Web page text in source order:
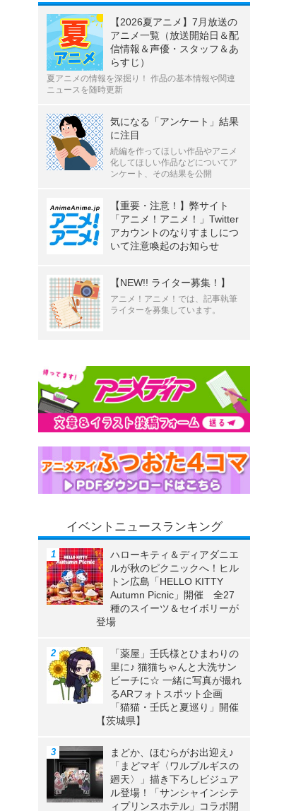
【2026夏アニメ】7月放送の
アニメ一覧（放送開始日＆配
信情報＆声優・スタッフ＆あ
らすじ）
夏アニメの情報を深掘り！ 作品の基本情報や関連
ニュースを随時更新
気になる「アンケート」結果
に注目
続編を作ってほしい作品やアニメ
化してほしい作品などについてア
ンケート、その結果を公開
【重要・注意！】弊サイト
「アニメ！アニメ！」Twitter
アカウントのなりすましにつ
いて注意喚起のお知らせ
【NEW!! ライター募集！】
アニメ！アニメ！では、記事執筆
ライターを募集しています。
イベントニュースランキング
ハローキティ＆ディアダニエ
ルが秋のピクニックへ！ヒル
トン広島「HELLO KITTY
Autumn Picnic」開催 全27
種のスイーツ＆セイボリーが
登場
「薬屋」壬氏様とひまわりの
里に♪ 猫猫ちゃんと大洗サン
ビーチに☆ 一緒に写真が撮れ
るARフォトスポット企画
「猫猫・壬氏と夏巡り」開催
【茨城県】
まどか、ほむらがお出迎え♪
「まどマギ〈ワルプルギスの
廻天〉」描き下ろしビジュア
ル登場！「サンシャインシテ
ィプリンスホテル」コラボ開